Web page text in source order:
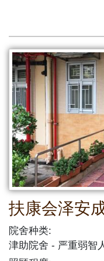
扶康会泽安
院舍种类:
津助院舍
严重弱智